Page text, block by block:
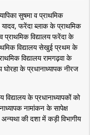
सुषमा व प्राथमिक
यादव, फरेंदा ब्लाक के प्राथमिक
प्राथमिक विद्यालय फरेंदा के
विद्यालय सेखुई प्रथम के
विद्यालय रामगढ़वा के
घोरहा के प्रधानाध्यापक नीरज
के प्रधानाध्यापकों को
नामांकन के सापेक्ष
की दशा में कड़ी विभागीय